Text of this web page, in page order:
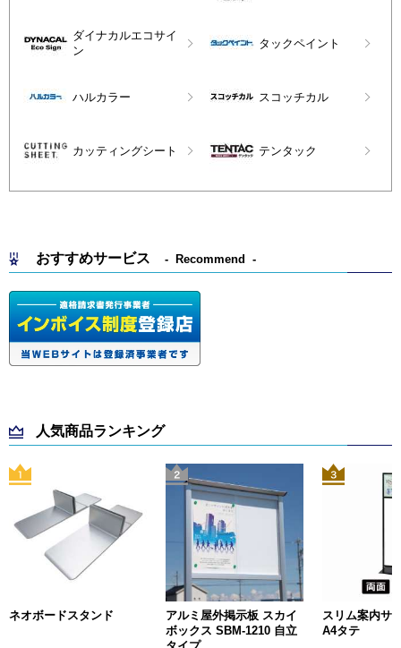
ダイナカルエコサイ
ン
タックペイント
ハルカラー スコッチカル
カッティングシート テンタック
おすすめサービス Recommend
人気商品ランキング
ネオボードスタンド
アルミ屋外掲示板 スカイ
ボックス SBM-1210 自立
スリム案内サ
A4タテ